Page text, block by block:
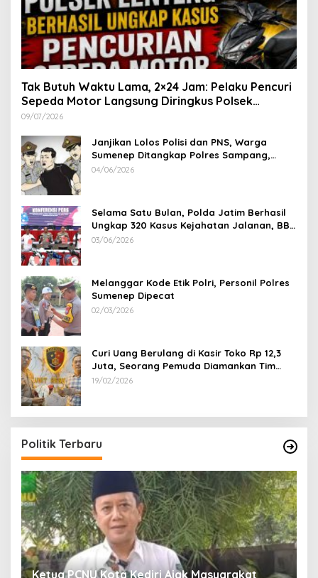
Tak Butuh Waktu Lama, 2×24 Jam: Pelaku Pencuri
Sepeda Motor Langsung Diringkus Polsek
Lenteng di Wilayah Manding
09/07/2026
Janjikan Lolos Polisi dan PNS, Warga
Sumenep Ditangkap Polres Sampang,
Korban Rugi Rp 600 juta
04/06/2026
Selama Satu Bulan, Polda Jatim Berhasil
Ungkap 320 Kasus Kejahatan Jalanan, BB
100 Sepeda Motor dan 12 Mobil Diamankan
03/06/2026
Melanggar Kode Etik Polri, Personil Polres
Sumenep Dipecat
02/03/2026
Curi Uang Berulang di Kasir Toko Rp 12,3
Juta, Seorang Pemuda Diamankan Tim
Reskrim Polsek Lenteng Sumenep
19/02/2026
Politik Terbaru
Ketua PCNU Kota Kediri Ajak Masyarakat